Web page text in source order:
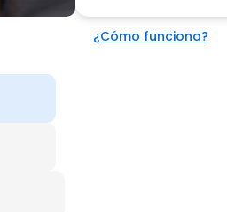
¿Cómo funciona?